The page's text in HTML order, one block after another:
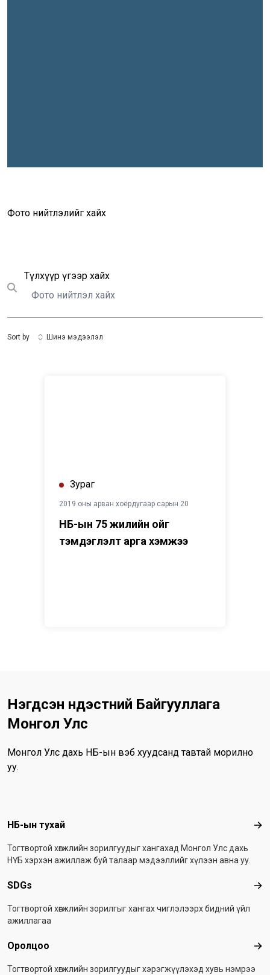
Фото нийтлэлийг хайх
Submit search
Түлхүүр үгээр хайхХайх
Sort by Шинэ мэдээлэл
Зураг
2019 оны арван хоёрдугаар сарын 20
НҮБ-ын 75 жилийн ойг
тэмдэглэлт арга хэмжээ
Нэгдсэн Үндэстний Байгууллага
Монгол Улс
Монгол Улс дахь НҮБ-ын вэб хуудсанд тавтай морилно
уу.
Footer menu
НҮБ-ын тухай
Тогтвортой хөгжлийн зорилгуудыг хангахад Монгол Улс дахь
НҮБ хэрхэн ажиллаж буй талаар мэдээллийг хүлээн авна уу.
SDGs
Тогтвортой хөгжлийн зорилгыг хангах чиглэлээрх бидний үйл
ажиллагаа
Оролцоо
Тогтвортой хөгжлийн зорилгуудыг хэрэгжүүлэхэд хувь нэмрээ